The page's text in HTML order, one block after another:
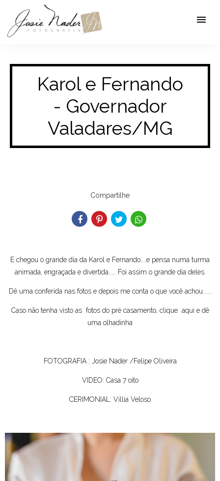
menu
Karol e Fernando
- Governador
Valadares/MG
Compartilhe
E chegou o grande dia da Karol e Fernando....e pensa numa turma
animada, engraçada e divertida..... Foi assim o grande dia deles.
Dê uma conferida nas fotos e depois me conta o que você achou......
Caso não tenha visto as fotos do pré casamento, clique aqui e dê
uma olhadinha
FOTOGRAFIA : Josie Nader /Felipe Oliveira
VIDEO: Casa 7 oito
CERIMONIAL: Villia Veloso